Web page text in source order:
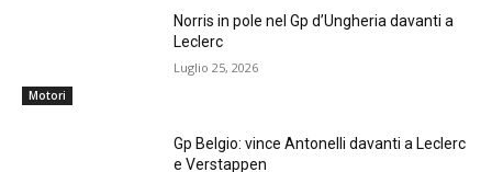
Motori
Norris in pole nel Gp d’Ungheria davanti a
Leclerc
Luglio 25, 2026
Gp Belgio: vince Antonelli davanti a Leclerc
e Verstappen